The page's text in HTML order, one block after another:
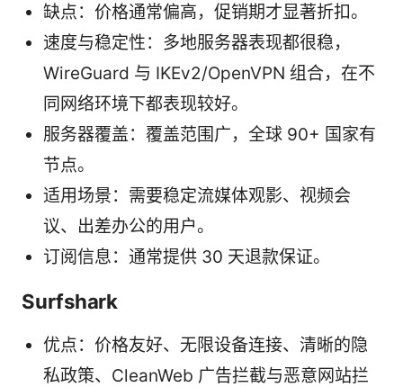
缺点：价格通常偏高，促销期才显著折扣。
速度与稳定性：多地服务器表现都很稳，
WireGuard 与 IKEv2/OpenVPN 组合，在不
同网络环境下都表现较好。
服务器覆盖：覆盖范围广，全球 90+ 国家有
节点。
适用场景：需要稳定流媒体观影、视频会
议、出差办公的用户。
订阅信息：通常提供 30 天退款保证。
Surfshark
优点：价格友好、无限设备连接、清晰的隐
私政策、CleanWeb 广告拦截与恶意网站拦